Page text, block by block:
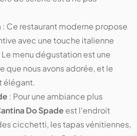
: Ce restaurant moderne propose
avec une touche italienne
menu dégustation est une
que nous avons adorée, et le
élégant.
: Pour une ambiance plus
Do Spadeest l'endroit
cicchetti, les tapas vénitiennes,